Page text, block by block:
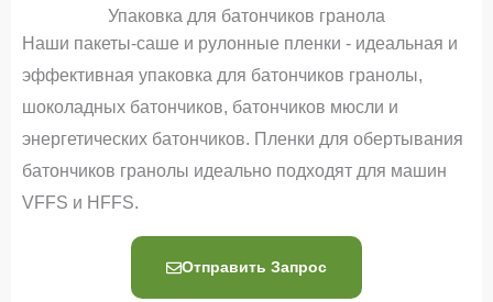
Упаковка для батончиков гранола
Наши пакеты-саше и рулонные пленки - идеальная и
эффективная упаковка для батончиков гранолы,
шоколадных батончиков, батончиков мюсли и
энергетических батончиков. Пленки для обертывания
батончиков гранолы идеально подходят для машин
VFFS и HFFS.
Отправить Запрос